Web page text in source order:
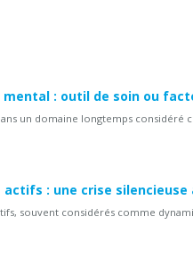
: outil de soin ou
un domaine longtemps
: une crise
souvent considérés comme